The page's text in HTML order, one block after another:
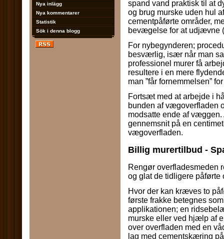
Nya inlägg
Nya kommentarer
Statistik
Sök i denna blogg
spand vand praktisk til at
og brug murske uden hul
cementpåførte områder,
bevægelse for at udjævne
For nybegynderen;
besværlig, især når man
professionel murer få
resultere i en mere
man ”får fornemmelsen”
Fortsæt med at arbejde i
bunden af ​​vægoverfladen
modsatte ende af
gennemsnit på en
vægoverfladen.
Billig murertilbud -
Rengør overfladesmeden
og glat de tidligere påførte
Hvor der kan kræves to
første frakke betegnes
applikationen; en
murske eller ved hjælp af
over overfladen med en
lag med cementskæring